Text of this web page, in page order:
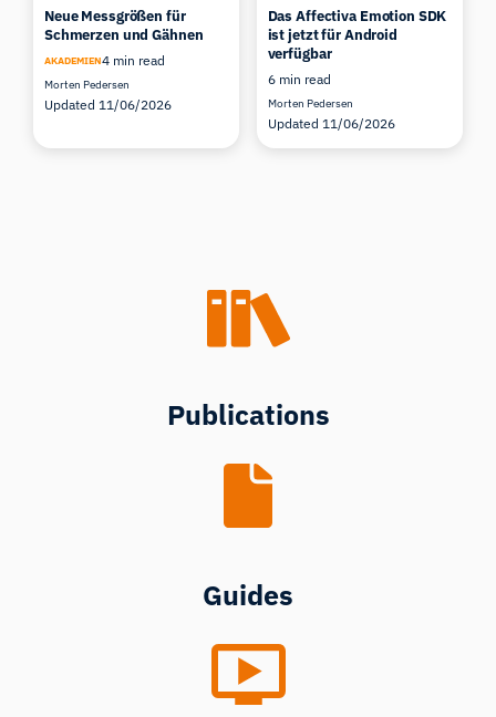
Neue Messgrößen für
Schmerzen und Gähnen
AKADEMIEN4 min read
Morten Pedersen
Updated 11/06/2026
Das Affectiva Emotion SDK
ist jetzt für Android
verfügbar
6 min read
Morten Pedersen
Updated 11/06/2026
Publications
Guides